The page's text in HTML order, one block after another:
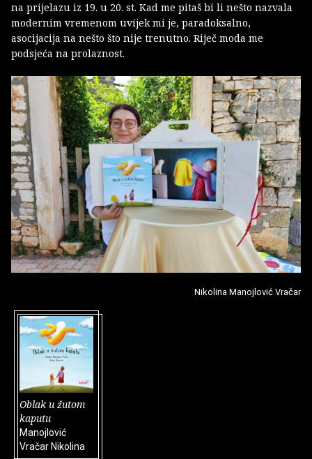
na prijelazu iz 19. u 20. st. Kad me pitaš bi li nešto nazvala
modernim vremenom uvijek mi je, paradoksalno,
asocijacija na nešto što nije trenutno. Riječ moda me
podsjeća na prolaznost.
Nikolina Manojlović Vračar
Oblak u žutom
kaputu
Manojlović
Vračar Nikolina